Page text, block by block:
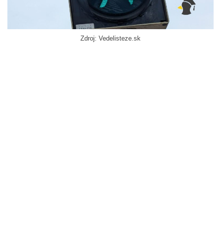
Zdroj: Vedelisteze.sk